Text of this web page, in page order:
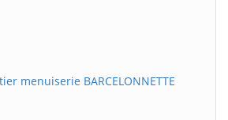
menuiserie BARCELONNETTE